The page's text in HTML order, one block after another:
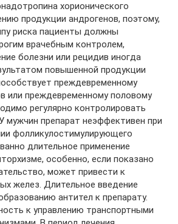
хорионического
продукции андрогенов, поэтому,
риска пациенты должны
врачебным контролем,
болезни или рецидив иногда
повышенной продукции
преждевременному
или преждевременному половому
регулярно контролировать
мужчин препарат неэффективен при
фолликулостимулирующего
длительное применение
особенно, если показано
может привести к
желез. Длительное введение
антител к препарату.
к управлению транспортными